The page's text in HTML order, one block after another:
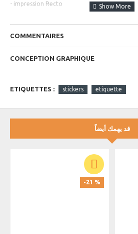
- impression Recto
COMMENTAIRES
CONCEPTION GRAPHIQUE
ETIQUETTES : stickers etiquette
قد يهمك أيضاً
-21 %